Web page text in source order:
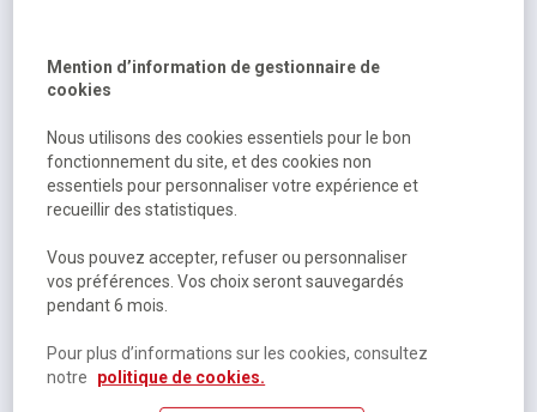
Tube carton - Longueur 640 mm
305,00 €HT
Mention d’information de gestionnaire de
cookies
Nous utilisons des cookies essentiels pour le bon
fonctionnement du site, et des cookies non
essentiels pour personnaliser votre expérience et
recueillir des statistiques.
Vous pouvez accepter, refuser ou personnaliser
vos préférences. Vos choix seront sauvegardés
pendant 6 mois.
Pour plus d’informations sur les cookies, consultez
notre
politique de cookies.